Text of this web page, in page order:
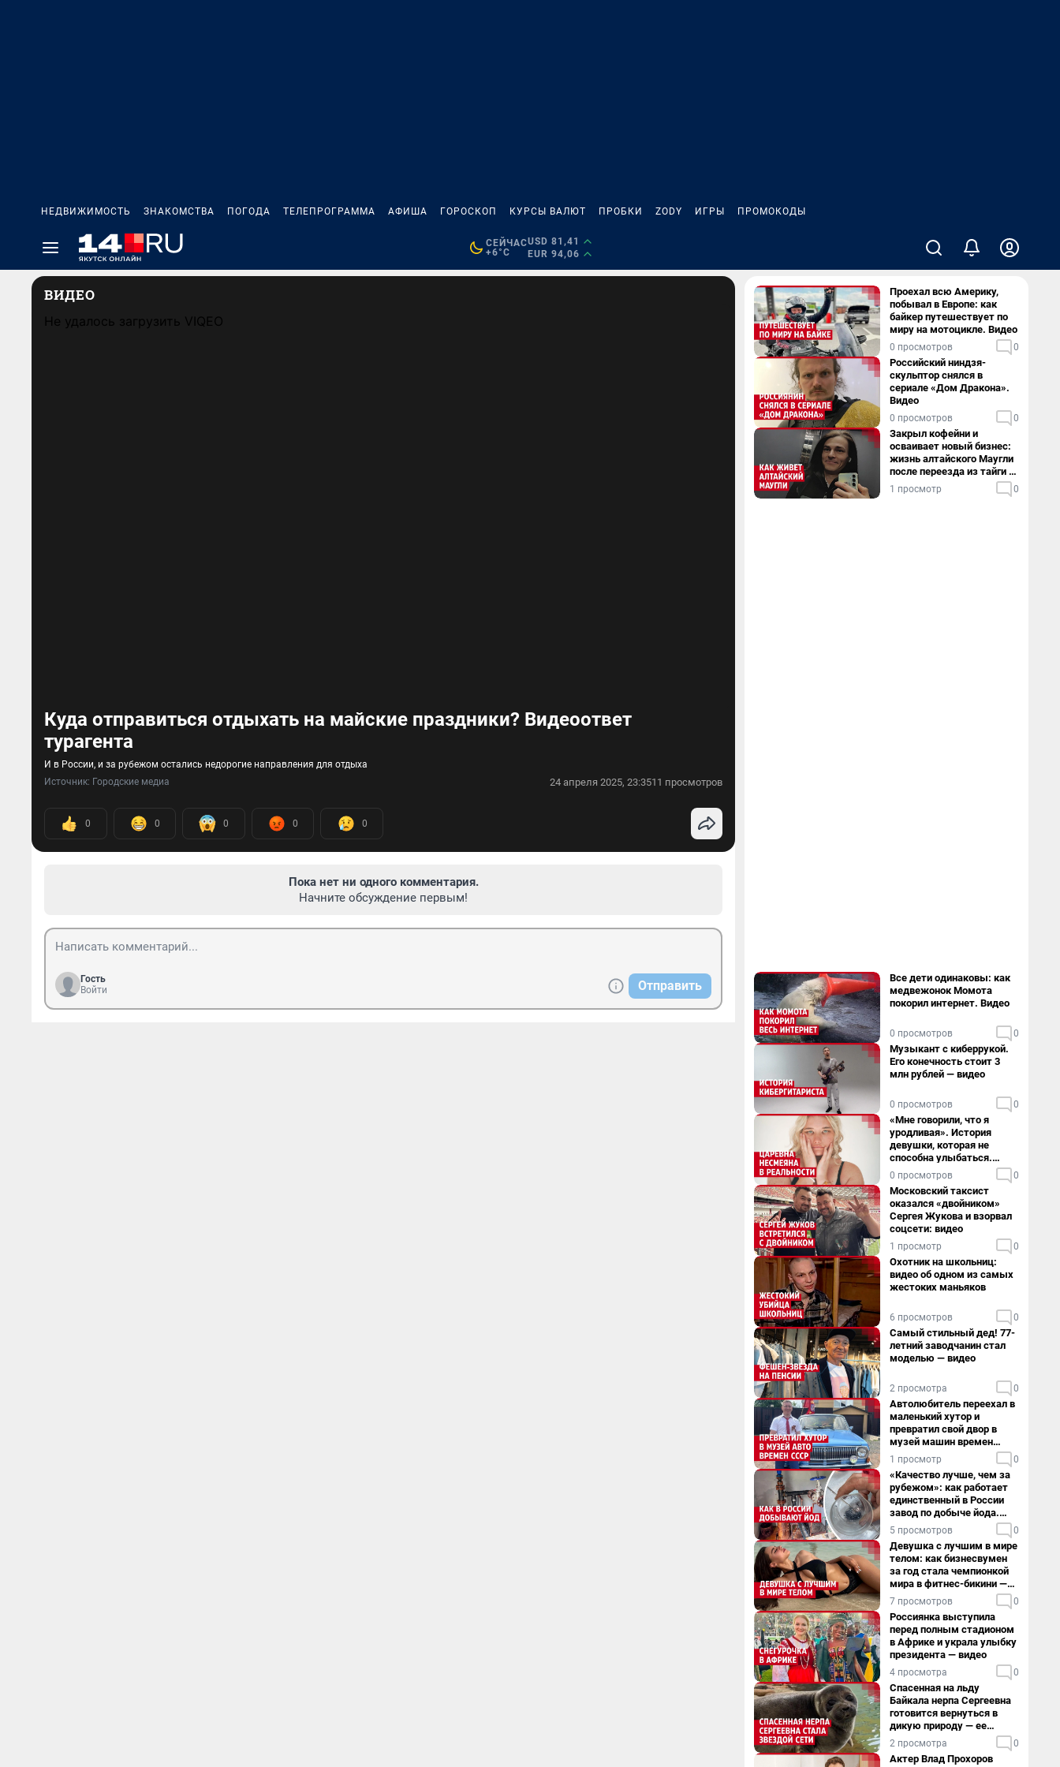
НЕДВИЖИМОСТЬ ЗНАКОМСТВА ПОГОДА ТЕЛЕПРОГРАММА АФИША ГОРОСКОП КУРСЫ ВАЛЮТ ПРОБКИ ZODY ИГРЫ ПРОМОКОДЫ
СЕЙЧАС
+6°C
USD 81,41
EUR 94,06
ВИДЕО
Не удалось загрузить VIQEO
Куда отправиться отдыхать на майские праздники? Видеоответ
турагента
И в России, и за рубежом остались недорогие направления для отдыха
Источник: Городские медиа 24 апреля 2025, 23:3511 просмотров
0 0 0 0 0
Пока нет ни одного комментария.
Начните обсуждение первым!
Гость
Войти
Отправить
Проехал всю Америку,
побывал в Европе: как
байкер путешествует по
миру на мотоцикле. Видео
0 просмотров 0
Российский ниндзя-
скульптор снялся в
сериале «Дом Дракона».
Видео
0 просмотров 0
Закрыл кофейни и
осваивает новый бизнес:
жизнь алтайского Маугли
после переезда из тайги в
столицу
1 просмотр 0
Все дети одинаковы: как
медвежонок Момота
покорил интернет. Видео
0 просмотров 0
Музыкант с киберрукой.
Его конечность стоит 3
млн рублей — видео
0 просмотров 0
«Мне говорили, что я
уродливая». История
девушки, которая не
способна улыбаться.
Видео
0 просмотров 0
Московский таксист
оказался «двойником»
Сергея Жукова и взорвал
соцсети: видео
1 просмотр 0
Охотник на школьниц:
видео об одном из самых
жестоких маньяков
6 просмотров 0
Самый стильный дед! 77-
летний заводчанин стал
моделью — видео
2 просмотра 0
Автолюбитель переехал в
маленький хутор и
превратил свой двор в
музей машин времен
СССР. Видео
1 просмотр 0
«Качество лучше, чем за
рубежом»: как работает
единственный в России
завод по добыче йода.
Видео
5 просмотров 0
Девушка с лучшим в мире
телом: как бизнесвумен
за год стала чемпионкой
мира в фитнес-бикини —
видео
7 просмотров 0
Россиянка выступила
перед полным стадионом
в Африке и украла улыбку
президента — видео
4 просмотра 0
Спасенная на льду
Байкала нерпа Сергеевна
готовится вернуться в
дикую природу — ее
видеоистория
2 просмотра 0
Актер Влад Прохоров